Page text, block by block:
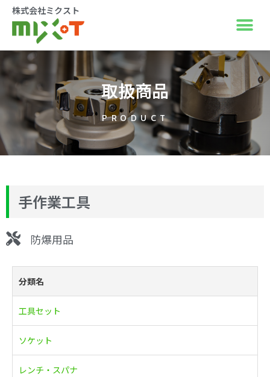
株式会社ミクスト
取扱商品
PRODUCT
手作業工具
防爆用品
分類名
工具セット
ソケット
レンチ・スパナ